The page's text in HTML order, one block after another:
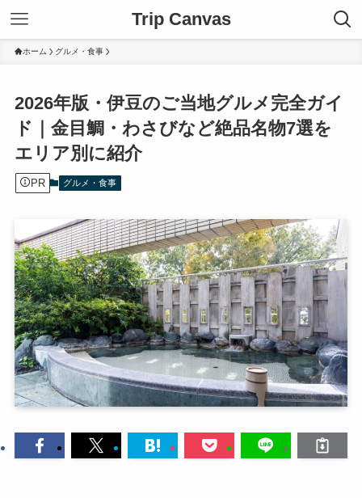
Trip Canvas
ホーム グルメ・食事
2026年版・伊豆のご当地グルメ完全ガイ
ド｜金目鯛・わさびなど絶品名物7選を
エリア別に紹介
PR グルメ・食事